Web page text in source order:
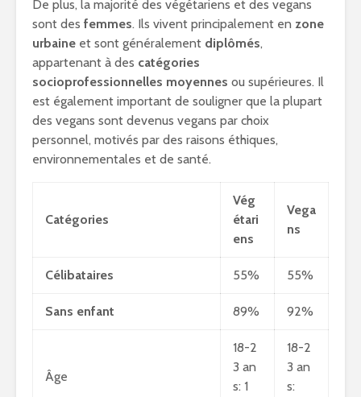
De plus, la majorité des végétariens et des vegans
sont des femmes. Ils vivent principalement en zone
urbaine et sont généralement diplômés,
appartenant à des catégories
socioprofessionnelles moyennes ou supérieures. Il
est également important de souligner que la plupart
des vegans sont devenus vegans par choix
personnel, motivés par des raisons éthiques,
environnementales et de santé.
Catégories
Vég
étari
ens
Vega
ns
Célibataires 55% 55%
Sans enfant 89% 92%
Âge
18-2
3 an
s: 1
18-2
3 an
s: